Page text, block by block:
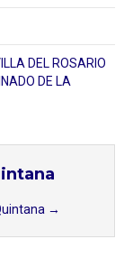
DEL ROSARIO
DE LA
→